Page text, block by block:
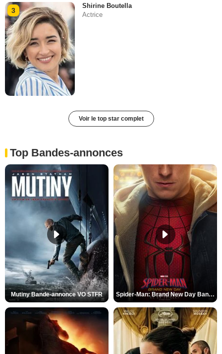
3
Shirine Boutella
Actrice
Voir le top star complet
Top Bandes-annonces
Mutiny Bande-annonce VO STFR Spider-Man: Brand New Day Bande-annonce VO STFR